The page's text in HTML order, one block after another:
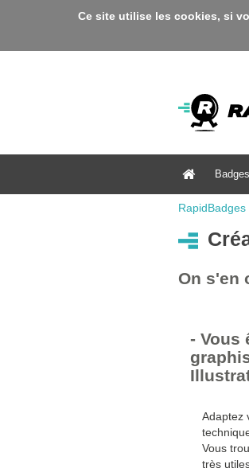
Ce site utilise les cookies, si
Badges
RapidBadges
On s'en
- Vous
Adaptez
Vous
très